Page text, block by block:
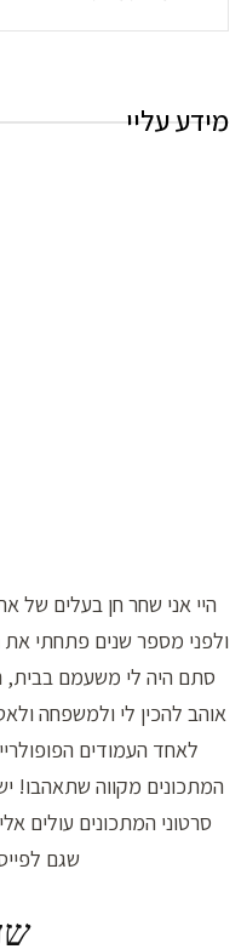
מידע עליי
היי אני שחר חן בעלים של
ולפני מספר שנים פתחתי
סתם היה לי משעמם
אוהב להכין לי ולמשפחה
לאחד העמודים
המתכונים מקווה שתאהבו!
סרטוני המתכונים עולים
שגם